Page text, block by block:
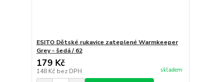
ESITO Dětské rukavice zateplené Warmkeeper
Grey - šedá / 62
179 Kč
148 Kč bez DPH skladem